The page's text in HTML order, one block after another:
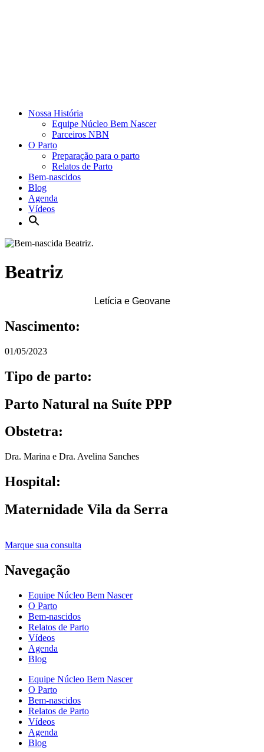
Nossa História
Equipe Núcleo Bem Nascer
Parceiros NBN
O Parto
Preparação para o parto
Relatos de Parto
Bem-nascidos
Blog
Agenda
Vídeos
Beatriz
Letícia e Geovane
Nascimento:
01/05/2023
Tipo de parto:
Parto Natural na Suíte PPP
Obstetra:
Dra. Marina e Dra. Avelina Sanches
Hospital:
Maternidade Vila da Serra
Marque sua consulta
Navegação
Equipe Núcleo Bem Nascer
O Parto
Bem-nascidos
Relatos de Parto
Vídeos
Agenda
Blog
Equipe Núcleo Bem Nascer
O Parto
Bem-nascidos
Relatos de Parto
Vídeos
Agenda
Blog